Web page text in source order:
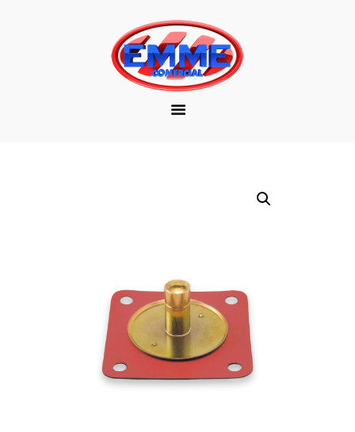
EMPRESA
MARCAS
PRODUTOS